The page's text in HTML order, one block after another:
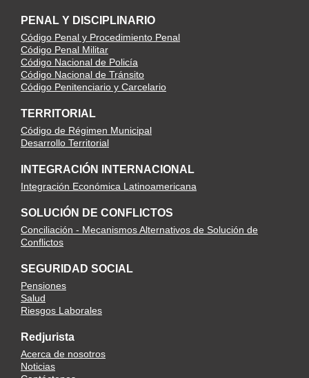
PENAL Y DISCIPLINARIO
Código Penal y Procedimiento Penal
Código Penal Militar
Código Nacional de Policía
Código Nacional de Tránsito
Código Penitenciario y Carcelario
TERRITORIAL
Código de Régimen Municipal
Desarrollo Territorial
INTEGRACIÓN INTERNACIONAL
Integración Económica Latinoamericana
SOLUCIÓN DE CONFLICTOS
Conciliación - Mecanismos Alternativos de Solución de
Conflictos
SEGURIDAD SOCIAL
Pensiones
Salud
Riesgos Laborales
Redjurista
Acerca de nosotros
Noticias